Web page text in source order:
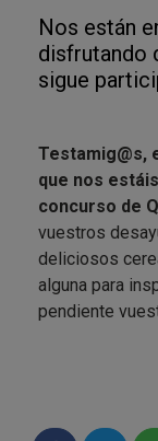
Nos están
disfrutando
sigue
Testamig@s,
que nos
concurso de
vuestros
deliciosos
alguna para
pendiente
sabéis que
hashtag